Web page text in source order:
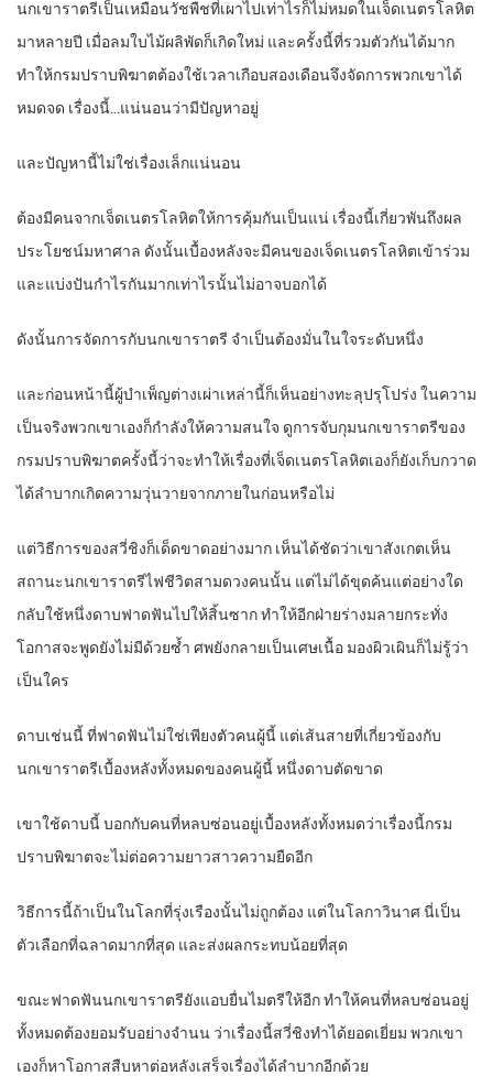
นกเขาราตรีเป็นเหมือนวัชพืชที่เผาไปเท่าไรก็ไม่หมดในเจ็ดเนตรโลหิต
มาหลายปี เมื่อลมใบไม้ผลิพัดก็เกิดใหม่ และครั้งนี้ที่รวมตัวกันได้มาก
ทำให้กรมปราบพิฆาตต้องใช้เวลาเกือบสองเดือนจึงจัดการพวกเขาได้
หมดจด เรื่องนี้…แน่นอนว่ามีปัญหาอยู่
และปัญหานี้ไม่ใช่เรื่องเล็กแน่นอน
ต้องมีคนจากเจ็ดเนตรโลหิตให้การคุ้มกันเป็นแน่ เรื่องนี้เกี่ยวพันถึงผล
ประโยชน์มหาศาล ดังนั้นเบื้องหลังจะมีคนของเจ็ดเนตรโลหิตเข้าร่วม
และแบ่งปันกำไรกันมากเท่าไรนั้นไม่อาจบอกได้
ดังนั้นการจัดการกับนกเขาราตรี จำเป็นต้องมั่นในใจระดับหนึ่ง
และก่อนหน้านี้ผู้บำเพ็ญต่างเผ่าเหล่านี้ก็เห็นอย่างทะลุปรุโปร่ง ในความ
เป็นจริงพวกเขาเองก็กำลังให้ความสนใจ ดูการจับกุมนกเขาราตรีของ
กรมปราบพิฆาตครั้งนี้ว่าจะทำให้เรื่องที่เจ็ดเนตรโลหิตเองก็ยังเก็บกวาด
ได้ลำบากเกิดความวุ่นวายจากภายในก่อนหรือไม่
แต่วิธีการของสวี่ชิงก็เด็ดขาดอย่างมาก เห็นได้ชัดว่าเขาสังเกตเห็น
สถานะนกเขาราตรีไฟชีวิตสามดวงคนนั้น แต่ไม่ได้ขุดค้นแต่อย่างใด
กลับใช้หนึ่งดาบฟาดฟันไปให้สิ้นซาก ทำให้อีกฝ่ายร่างมลายกระทั่ง
โอกาสจะพูดยังไม่มีด้วยซ้ำ ศพยังกลายเป็นเศษเนื้อ มองผิวเผินก็ไม่รู้ว่า
เป็นใคร
ดาบเช่นนี้ ที่ฟาดฟันไม่ใช่เพียงตัวคนผู้นี้ แต่เส้นสายที่เกี่ยวข้องกับ
นกเขาราตรีเบื้องหลังทั้งหมดของคนผู้นี้ หนึ่งดาบตัดขาด
เขาใช้ดาบนี้ บอกกับคนที่หลบซ่อนอยู่เบื้องหลังทั้งหมดว่าเรื่องนี้กรม
ปราบพิฆาตจะไม่ต่อความยาวสาวความยืดอีก
วิธีการนี้ถ้าเป็นในโลกที่รุ่งเรืองนั้นไม่ถูกต้อง แต่ในโลกาวินาศ นี่เป็น
ตัวเลือกที่ฉลาดมากที่สุด และส่งผลกระทบน้อยที่สุด
ขณะฟาดฟันนกเขาราตรียังแอบยื่นไมตรีให้อีก ทำให้คนที่หลบซ่อนอยู่
ทั้งหมดต้องยอมรับอย่างจำนน ว่าเรื่องนี้สวี่ชิงทำได้ยอดเยี่ยม พวกเขา
เองก็หาโอกาสสืบหาต่อหลังเสร็จเรื่องได้ลำบากอีกด้วย